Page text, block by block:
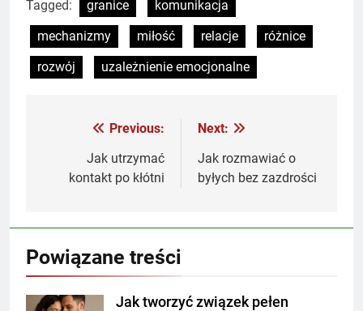
Tagged: granice
komunikacja
mechanizmy
miłość relacje
różnice
rozwój
uzależnienie emocjonalne
Nawigacja
wpisu
Previous:
Jak utrzymać
kontakt po kłótni
Next:
Jak rozmawiać o
byłych bez zazdrości
Powiązane treści
Jak tworzyć związek pełen